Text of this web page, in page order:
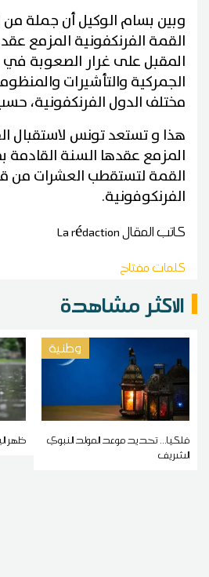
وبين بسام الوكيل أن جملة من
القمة الفرنكفونية المزمع
المقبل على غرار الصعوبة في
الجمركية والتأشيرات
مختلف الدول الفرنكفونية،
هذا و تستعد تونس لاستقبال
المزمع عقدها السنة
القمة لتستقطب العشرات من
الفرنكوفونية.
كاتب المقالLa rédaction
كلمات مفتاح
الاكثر مشاهدة
وطنية
فلكيا... تحديد موعد المولد النبوي
الشريف
ظهر